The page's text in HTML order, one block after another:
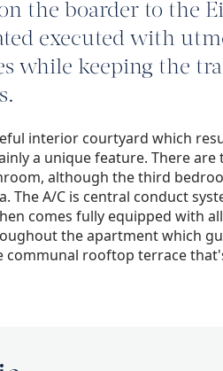
the boarder to the
executed with
while keeping the
interior courtyard which
a unique feature. There are
although the third
The A/C is central conduct
comes fully equipped with
the apartment which
communal rooftop terrace